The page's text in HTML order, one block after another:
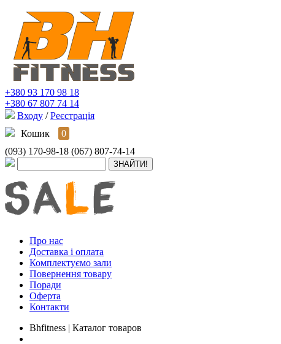
+380 93 170 98 18
+380 67 807 74 14
Входу / Реєстрація
Кошик
0
(093) 170-98-18 (067) 807-74-14
Про нас
Доставка і оплата
Комплектуємо зали
Повернення товару
Поради
Оферта
Контакти
Bhfitness | Каталог товаров